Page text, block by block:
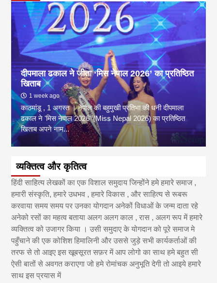
दीपमाला ढकाल ने जीता ‘मिस नेपाल 2026’ का प्रतिष्ठित
खिताब
1 week ago
काठमांडू , 1 अगस्त । नेपाल की बहुमुखी प्रतिभा की धनी दीपमाला
ढकाल ने 'मिस नेपाल 2026' (Miss Nepal 2026) का प्रतिष्ठित
खिताब अपने नाम...
व्यक्तित्व और कृतित्व
हिंदी साहित्य लेखकों का एक विशाल समुदाय जिन्होंने हमे हमारे समाज ,
हमारी संस्कृति, हमारे उधभव , हमारे विकास , और साहित्य से रूबरू
करवाया समय समय पर उनका योगदान अनेकों विधाओं के जन्म दाता रहे
अनेको रसों का महत्व बताया अलग अलग काल , रास , अलग रूप में हमारे
व्यक्तित्व को उजागर किया । उसी समुदाए के योगदान को पूरे समाज मे
पहुँचाने की एक कोशिश हिमालिनी और उससे जुड़े सभी कार्यकर्ताओं की
तरफ से तो आइए इस खूबसूरत सफ़र में आप लोगो का साथ हमे बहुत सी
ऐसी बातों से अवगत कराएगा जो हमे रोमांचक अनुभूति देगी तो आइये हमारे
साथ इस प्रयास में